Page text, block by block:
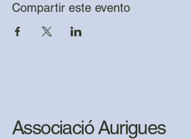
Compartir este evento
Associació Aurigues